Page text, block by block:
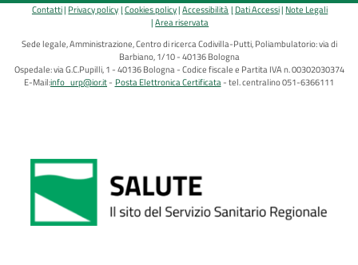
Contatti Privacy policy Cookies policy Accessibilità Dati Accessi Note Legali
Area riservata
Sede legale, Amministrazione, Centro di ricerca Codivilla-Putti, Poliambulatorio: via di
Barbiano, 1/10 - 40136 Bologna
Ospedale: via G.C.Pupilli, 1 - 40136 Bologna - Codice fiscale e Partita IVA n. 00302030374
E-Mail:info_urp@ior.it Posta Elettronica Certificata tel. centralino 051-6366111